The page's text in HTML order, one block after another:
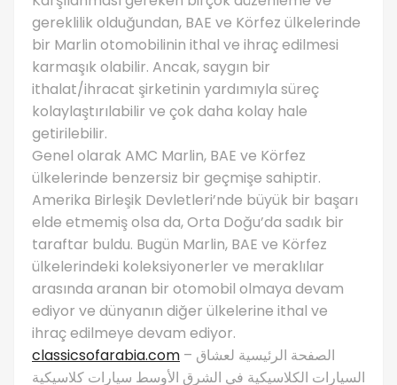
gereklilik olduğundan, BAE ve Körfez ülkelerinde
bir Marlin otomobilinin ithal ve ihraç edilmesi
karmaşık olabilir. Ancak, saygın bir
ithalat/ihracat şirketinin yardımıyla süreç
kolaylaştırılabilir ve çok daha kolay hale
getirilebilir.
Genel olarak AMC Marlin, BAE ve Körfez
ülkelerinde benzersiz bir geçmişe sahiptir.
Amerika Birleşik Devletleri’nde büyük bir başarı
elde etmemiş olsa da, Orta Doğu’da sadık bir
taraftar buldu. Bugün Marlin, BAE ve Körfez
ülkelerindeki koleksiyonerler ve meraklılar
arasında aranan bir otomobil olmaya devam
ediyor ve dünyanın diğer ülkelerine ithal ve
ihraç edilmeye devam ediyor.
classicsofarabia.com – الصفحة الرئيسية لعشاق
السيارات الكلاسيكية في الشرق الأوسط سيارات كلاسيكية